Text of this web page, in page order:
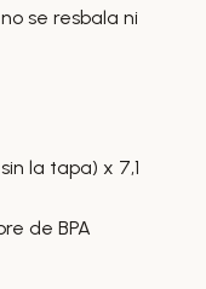
se resbala ni
la tapa) x 7,1
de BPA